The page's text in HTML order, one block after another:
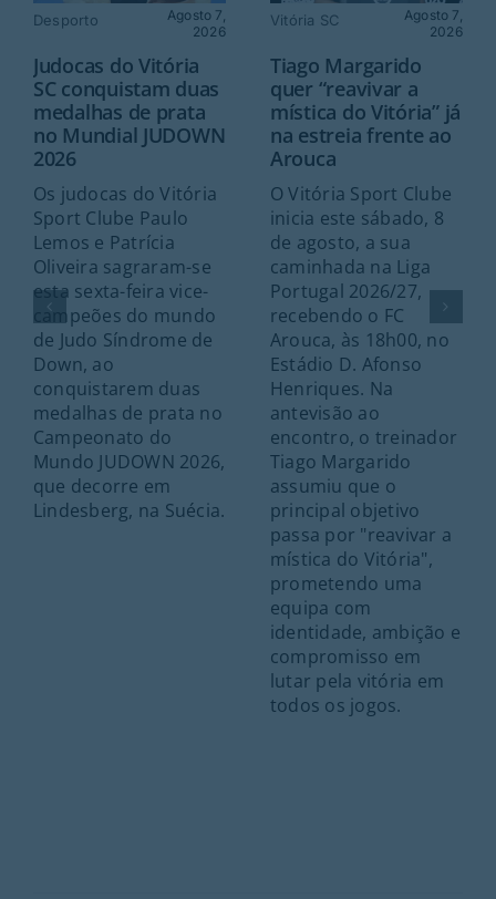
Desporto
Agosto 7,
2026
Judocas do Vitória
SC conquistam duas
medalhas de prata
no Mundial JUDOWN
2026
Os judocas do Vitória
Sport Clube Paulo
Lemos e Patrícia
Oliveira sagraram-se
esta sexta-feira vice-
campeões do mundo
de Judo Síndrome de
Down, ao
conquistarem duas
medalhas de prata no
Campeonato do
Mundo JUDOWN 2026,
que decorre em
Lindesberg, na Suécia.
Vitória SC
Agosto 7,
2026
Tiago Margarido
quer “reavivar a
mística do Vitória” já
na estreia frente ao
Arouca
O Vitória Sport Clube
inicia este sábado, 8
de agosto, a sua
caminhada na Liga
Portugal 2026/27,
recebendo o FC
Arouca, às 18h00, no
Estádio D. Afonso
Henriques. Na
antevisão ao
encontro, o treinador
Tiago Margarido
assumiu que o
principal objetivo
passa por "reavivar a
mística do Vitória",
prometendo uma
equipa com
identidade, ambição e
compromisso em
lutar pela vitória em
todos os jogos.